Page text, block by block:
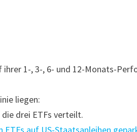
1-, 3-, 6- und 12-Monats-
liegen:
drei ETFs verteilt.